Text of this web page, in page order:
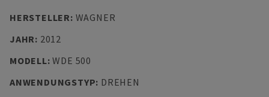
HERSTELLER: WAGNER
JAHR: 2012
MODELL:WDE 500
ANWENDUNGSTYP: DREHEN